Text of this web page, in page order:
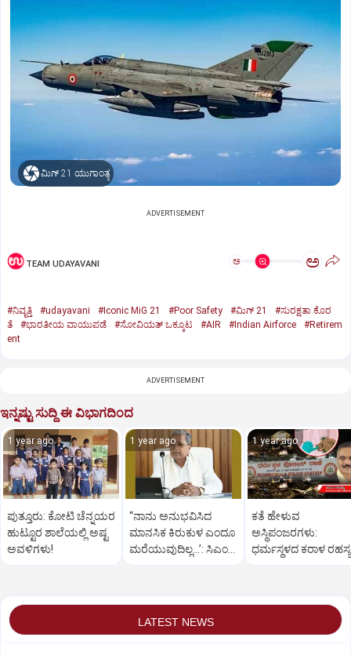
ಮಿಗ್‌ 21 ಯುಗಾಂತ್ಯ
ADVERTISEMENT
TEAM UDAYAVANI ಅ ಅ
#ನಿವೃತ್ತಿ #udayavani #Iconic MiG 21 #Poor Safety #ಮಿಗ್‌ 21
#ಸುರಕ್ಷತಾ ಕೊರ
ತೆ
#ಭಾರತೀಯ ವಾಯುಪಡೆ #ಸೋವಿಯತ್‌ ಒಕ್ಕೂಟ #AIR #Indian Airforce
#Retirem
ent
ADVERTISEMENT
ಇನ್ನಷ್ಟು ಸುದ್ದಿ ಈ ವಿಭಾಗದಿಂದ
1 year ago
ಪುತ್ತೂರು: ಕೋಟಿ ಚೆನ್ನಯರ
ಹುಟ್ಟೂರ ಶಾಲೆಯಲ್ಲಿ ಅಷ್ಟ
ಅವಳಿಗಳು!
1 year ago
“ನಾನು ಅನುಭವಿಸಿದ
ಮಾನಸಿಕ ಕಿರುಕುಳ ಎಂದೂ
ಮರೆಯುವುದಿಲ್ಲ…’: ಸಿಎಂ
1 year ago
ಕತೆ ಹೇಳುವ
ಅಸ್ಥಿಪಂಜರಗಳು:
ಧರ್ಮಸ್ಥಳದ‌ ಕರಾಳ ರಹಸ್ಯ
LATEST NEWS